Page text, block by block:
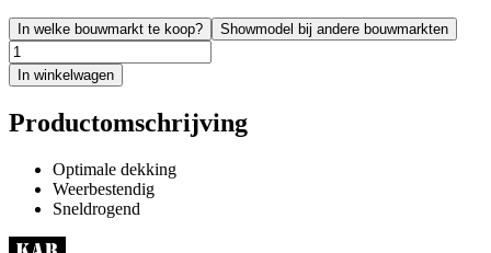
In welke bouwmarkt te koop? Showmodel bij andere bouwmarkten
In winkelwagen
Productomschrijving
Optimale dekking
Weerbestendig
Sneldrogend